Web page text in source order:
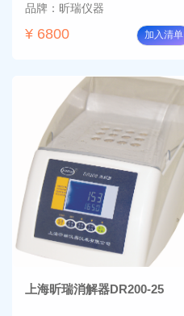
品牌：昕瑞仪器
¥ 6800 加入清单
上海昕瑞消解器DR200-25